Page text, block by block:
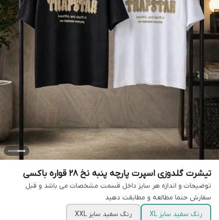
تیشرت گلدوزی اسپرت پارچه پنبه نخ 28 قواره باکسی
توضیحات و اندازه هر سایز داخل قسمت مشخصات می باشد و قبل
سفارش حتما مطالعه و مطابقت دهید
رنگ سفید سایز XL
رنگ سفید سایز XXL